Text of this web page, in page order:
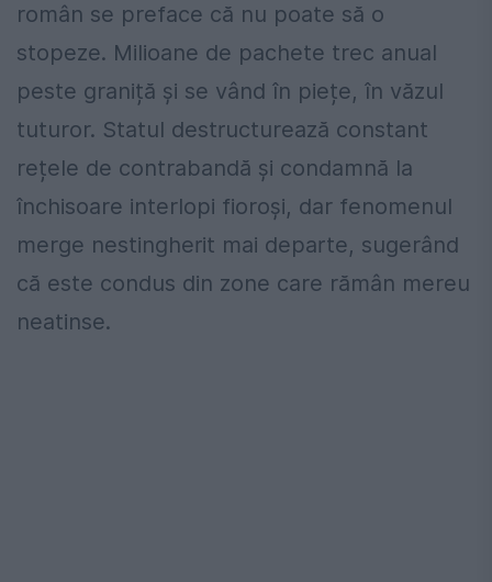
român se preface că nu poate să o
stopeze. Milioane de pachete trec anual
peste graniță și se vând în piețe, în văzul
tuturor. Statul destructurează constant
rețele de contrabandă și condamnă la
închisoare interlopi fioroși, dar fenomenul
merge nestingherit mai departe, sugerând
că este condus din zone care rămân mereu
neatinse.